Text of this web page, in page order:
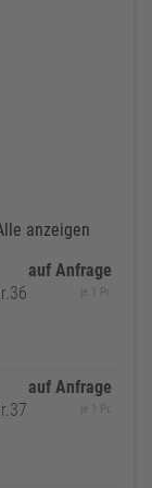
anzeigen
auf Anfrage
je 1 Pr.
auf Anfrage
je 1 Pr.